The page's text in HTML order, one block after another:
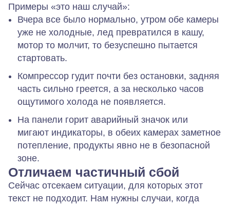
Примеры «это наш случай»:
Вчера все было нормально, утром обе камеры
уже не холодные, лед превратился в кашу,
мотор то молчит, то безуспешно пытается
стартовать.
Компрессор гудит почти без остановки, задняя
часть сильно греется, а за несколько часов
ощутимого холода не появляется.
На панели горит аварийный значок или
мигают индикаторы, в обеих камерах заметное
потепление, продукты явно не в безопасной
зоне.
Отличаем частичный сбой
Сейчас отсекаем ситуации, для которых этот
текст не подходит. Нам нужны случаи, когда